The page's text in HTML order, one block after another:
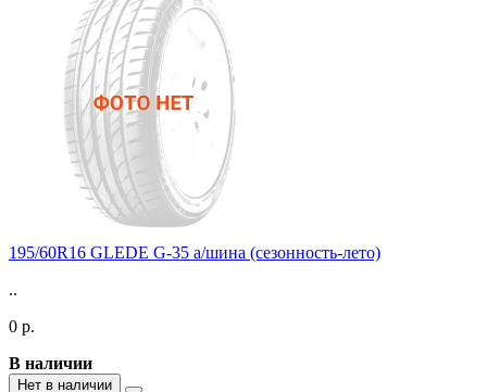
195/60R16 GLEDE G-35 а/шина (сезонность-лето)
..
0 р.
В наличии
Нет в наличии